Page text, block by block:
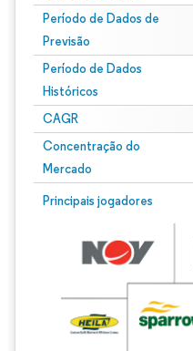
Período de Dados de
Previsão
Período de Dados
Históricos
CAGR
Concentração do
Mercado
Principais jogadores